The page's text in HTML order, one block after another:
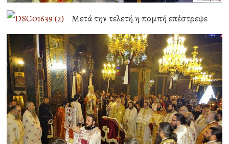
Μετά την τελετή η πομπή επέστρεψε